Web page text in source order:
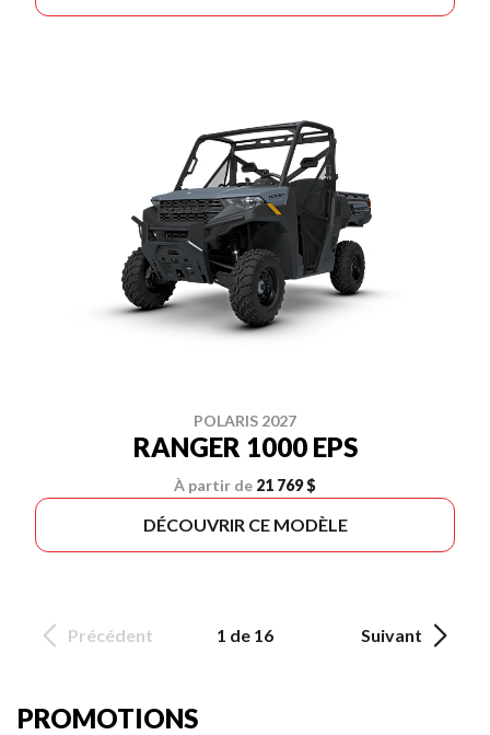
POLARIS 2027
RANGER 1000 EPS
À partir de 21 769 $
DÉCOUVRIR CE MODÈLE
Précédent 1 de 16 Suivant
PROMOTIONS